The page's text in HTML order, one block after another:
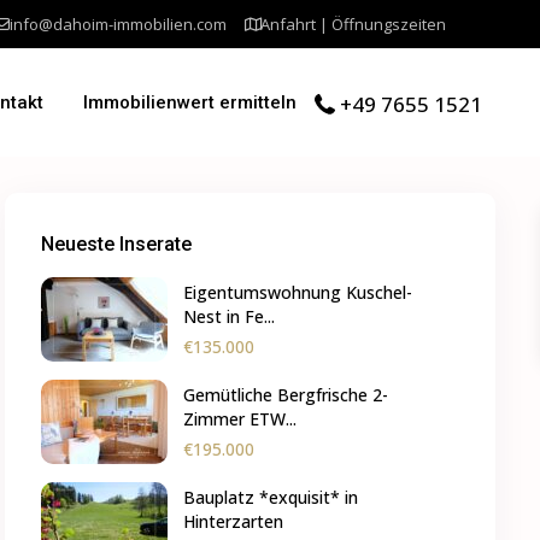
info@dahoim-immobilien.com Anfahrt | Öffnungszeiten
Immobilienwert ermitteln +49 7655 1521
Neueste Inserate
Eigentumswohnung Kuschel-
Nest in Fe...
€135.000
Gemütliche Bergfrische 2-
Zimmer ETW...
€195.000
Bauplatz *exquisit* in
Hinterzarten